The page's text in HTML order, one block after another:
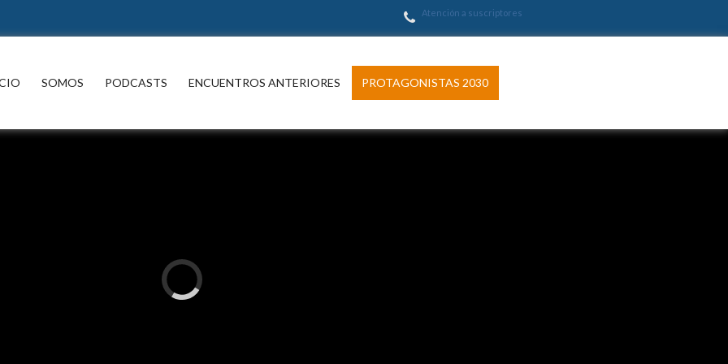
Atención a suscriptores
SOMOS PODCASTS ENCUENTROS ANTERIORES PROTAGONISTAS 2030